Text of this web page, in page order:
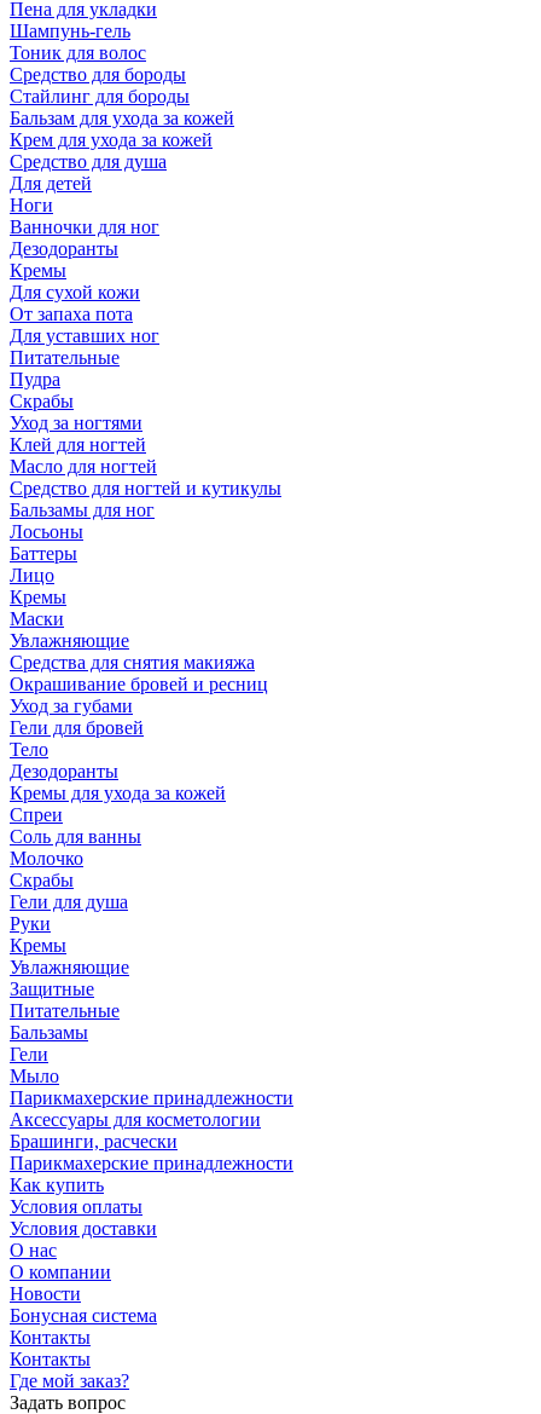
Пена для укладки
Шампунь-гель
Тоник для волос
Средство для бороды
Стайлинг для бороды
Бальзам для ухода за кожей
Крем для ухода за кожей
Средство для душа
Для детей
Ноги
Ванночки для ног
Дезодоранты
Кремы
Для сухой кожи
От запаха пота
Для уставших ног
Питательные
Пудра
Скрабы
Уход за ногтями
Клей для ногтей
Масло для ногтей
Средство для ногтей и кутикулы
Бальзамы для ног
Лосьоны
Баттеры
Лицо
Кремы
Маски
Увлажняющие
Средства для снятия макияжа
Окрашивание бровей и ресниц
Уход за губами
Гели для бровей
Тело
Дезодоранты
Кремы для ухода за кожей
Спреи
Соль для ванны
Молочко
Скрабы
Гели для душа
Руки
Кремы
Увлажняющие
Защитные
Питательные
Бальзамы
Гели
Мыло
Парикмахерские принадлежности
Аксессуары для косметологии
Брашинги, расчески
Парикмахерские принадлежности
Как купить
Условия оплаты
Условия доставки
О нас
О компании
Новости
Бонусная система
Контакты
Контакты
Где мой заказ?
Задать вопрос